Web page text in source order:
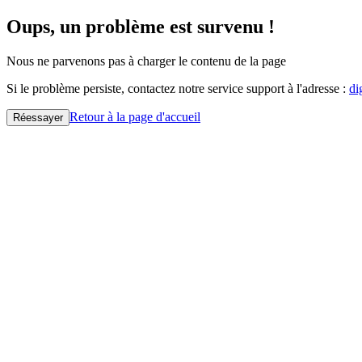
Oups, un problème est survenu !
Nous ne parvenons pas à charger le contenu de la page
Si le problème persiste, contactez notre service support à l'adresse :
Réessayer Retour à la page d'accueil